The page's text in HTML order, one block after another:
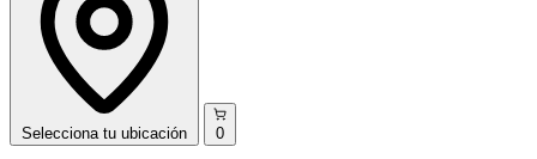
Selecciona tu ubicación 0